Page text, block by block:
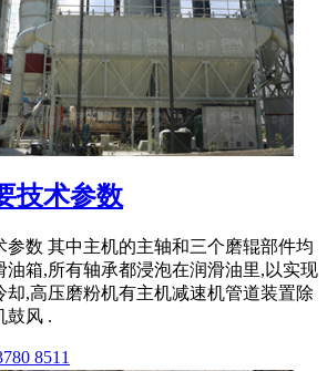
技术参数
参数 其中主机的主轴和三个磨辊部件均
油箱,所有轴承都浸泡在润滑油里,以实现
却,高压磨粉机有主机减速机管道装置除
鼓风 .
8511